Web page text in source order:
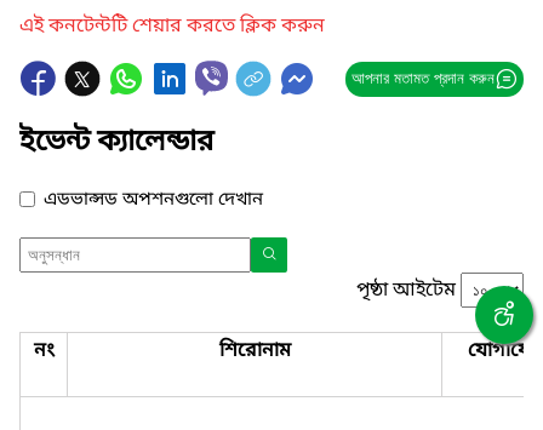
এই কনটেন্টটি শেয়ার করতে ক্লিক করুন
আপনার মতামত প্রদান করুন
ইভেন্ট ক্যালেন্ডার
এডভান্সড অপশনগুলো দেখান
পৃষ্ঠা আইটেম
নং শিরোনাম